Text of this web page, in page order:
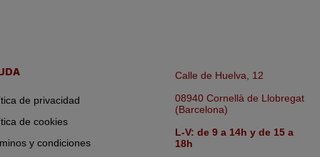
de privacidad
de cookies
y condiciones
Calle de Huelva, 12
08940 Cornellà de Llobregat
(Barcelona)
L-V: de 9 a 14h y de 15 a
18h